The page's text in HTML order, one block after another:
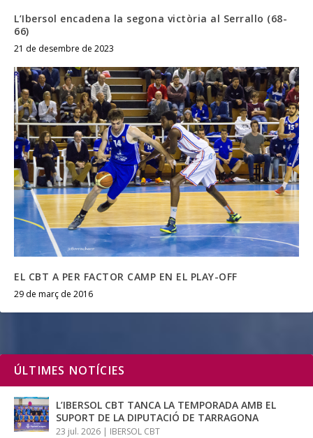
L’Ibersol encadena la segona victòria al Serrallo (68-
66)
21 de desembre de 2023
EL CBT A PER FACTOR CAMP EN EL PLAY-OFF
29 de març de 2016
ÚLTIMES NOTÍCIES
L’IBERSOL CBT TANCA LA TEMPORADA AMB EL
SUPORT DE LA DIPUTACIÓ DE TARRAGONA
23 jul. 2026 | IBERSOL CBT